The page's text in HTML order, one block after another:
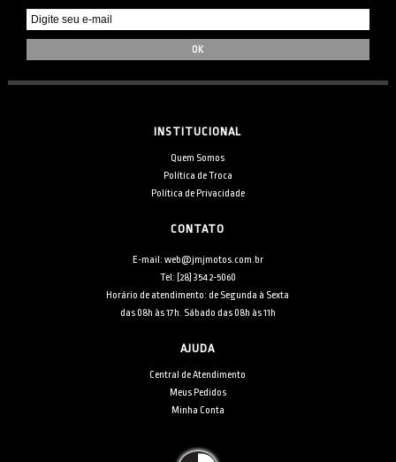
INSTITUCIONAL
Quem Somos
Política de Troca
Política de Privacidade
CONTATO
E-mail: web@jmjmotos.com.br
Tel: [28] 3542-5060
Horário de atendimento: de Segunda à Sexta
das 08h às 17h. Sábado das 08h às 11h
AJUDA
Central de Atendimento
Meus Pedidos
Minha Conta